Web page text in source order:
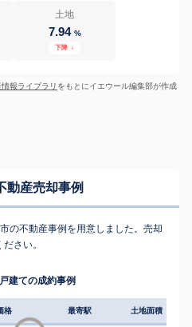
土地
7.94 %
下降 ↓
報ライブラリ をもとにイエウール編集部が作成
動産売却事例
の不動産事例を用意しました。売却
さい。
建ての成約事例
格 最寄駅 土地面積